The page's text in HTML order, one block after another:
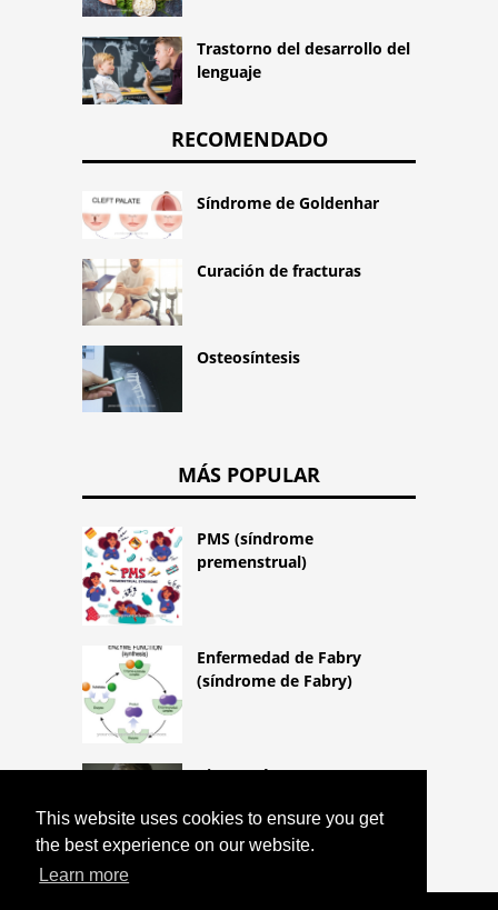
This website uses cookies to ensure you get
the best experience on our website.
Learn more
Trastorno del desarrollo del
lenguaje
RECOMENDADO
Síndrome de Goldenhar
Curación de fracturas
Osteosíntesis
MÁS POPULAR
PMS (síndrome
premenstrual)
Enfermedad de Fabry
(síndrome de Fabry)
Piromanía